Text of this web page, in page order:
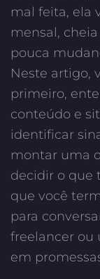
mal feita, ela
mensal,
pouca
Neste artigo,
primeiro,
conteúdo e
identificar
montar uma
decidir o que
que você
para
freelancer ou
em